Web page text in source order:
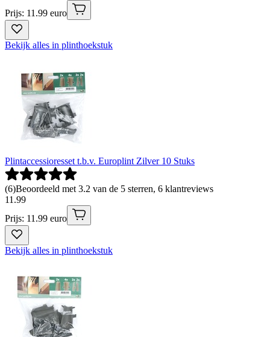
Prijs: 11.99 euro
Bekijk alles in plinthoekstuk
Plintaccessioresset t.b.v. Europlint Zilver 10 Stuks
(6)Beoordeeld met 3.2 van de 5 sterren, 6 klantreviews
11 .99
Prijs: 11.99 euro
Bekijk alles in plinthoekstuk